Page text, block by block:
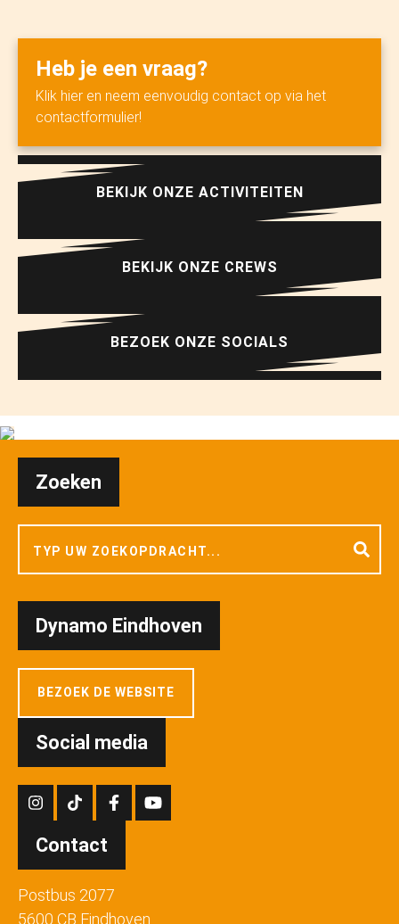
Heb je een vraag?
Klik hier en neem eenvoudig contact op via het
contactformulier!
BEKIJK ONZE ACTIVITEITEN
BEKIJK ONZE CREWS
BEZOEK ONZE SOCIALS
Zoeken
Dynamo Eindhoven
BEZOEK DE WEBSITE
Social media
Contact
Postbus 2077
5600 CB Eindhoven